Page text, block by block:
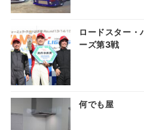
ロードスター・
ーズ第3戦
何でも屋